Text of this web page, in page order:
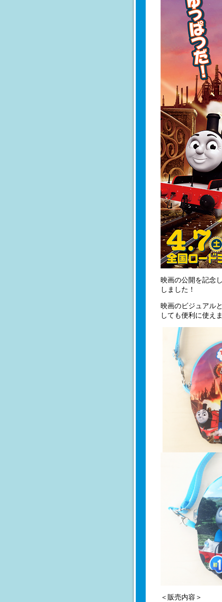
映画の公開を記念
しました！
映画のビジュアル
しても便利に使え
＜販売内容＞